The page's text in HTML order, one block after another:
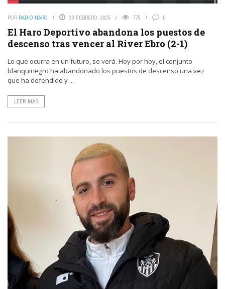
POR RADIO HARO 23 FEBRERO, 2025 775 0
El Haro Deportivo abandona los puestos de
descenso tras vencer al River Ebro (2-1)
Lo que ocurra en un futuro, se verá. Hoy por hoy, el conjunto
blanquinegro ha abandonado los puestos de descenso una vez
que ha defendido y ...
LEER MÁS